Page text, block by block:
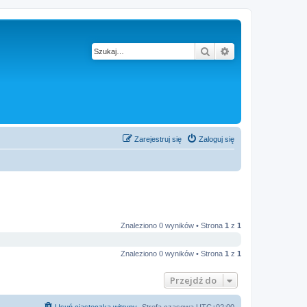
Szukaj
Zaloguj się
Zarejestruj się
Znaleziono 0 wyników • Strona 1 z 1
Znaleziono 0 wyników • Strona 1 z 1
Przejdź do